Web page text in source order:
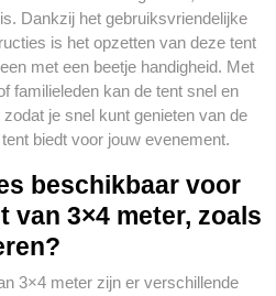
Dankzij het gebruiksvriendelijke
is het opzetten van deze tent
met een beetje handigheid. Met
familieleden kan de tent snel en
je snel kunt genieten van de
biedt voor jouw evenement.
beschikbaar voor
van 3×4 meter, zoals
3×4 meter zijn er verschillende